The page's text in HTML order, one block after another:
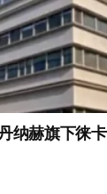
纳赫旗下徕